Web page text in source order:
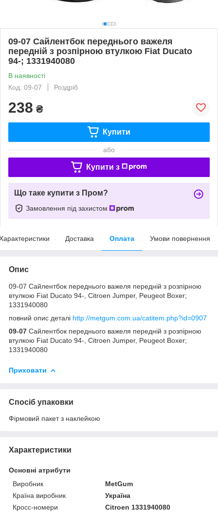
09-07 Сайлентбок переднього важеля
передній з розпірною втулкою Fiat Ducato
94-; 1331940080
В наявності
Код: 09-07
Роздріб
238 ₴
Купити
або
Купити з
Що таке купити з Пром?
Замовлення під захистом
Доставка Оплата Умови повернення
Опис
09-07 Сайлентбок переднього важеля передній з розпірною
втулкою Fiat Ducato 94-, Citroen Jumper, Peugeot Boxer;
1331940080
повний опис деталі http://metgum.com.ua/catitem.php?id=0907
09-07 Сайлентбок переднього важеля передній з розпірною
втулкою Fiat Ducato 94-, Citroen Jumper, Peugeot Boxer;
1331940080
Приховати
Спосіб упаковки
Фірмовий пакет з наклейкою
Характеристики
Основні атрибути
Виробник
MetGum
Країна виробник
Україна
Кросс-номери
Citroen 1331940080